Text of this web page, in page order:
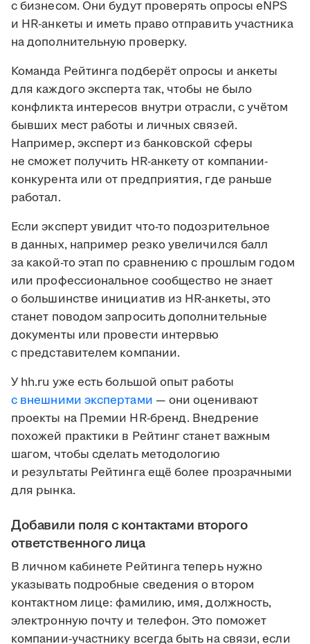
с бизнесом. Они будут проверять опросы eNPS
и HR-анкеты и иметь право отправить участника
на дополнительную проверку.
Команда Рейтинга подберёт опросы и анкеты
для каждого эксперта так, чтобы не было
конфликта интересов внутри отрасли, с учётом
бывших мест работы и личных связей.
Например, эксперт из банковской сферы
не сможет получить HR-анкету от компании-
конкурента или от предприятия, где раньше
работал.
Если эксперт увидит что-то подозрительное
в данных, например резко увеличился балл
за какой-то этап по сравнению с прошлым годом
или профессиональное сообщество не знает
о большинстве инициатив из HR-анкеты, это
станет поводом запросить дополнительные
документы или провести интервью
с представителем компании.
У hh.ru уже есть большой опыт работы
с внешними экспертами — они оценивают
проекты на Премии HR-бренд. Внедрение
похожей практики в Рейтинг станет важным
шагом, чтобы сделать методологию
и результаты Рейтинга ещё более прозрачными
для рынка.
Добавили поля с контактами второго
ответственного лица
В личном кабинете Рейтинга теперь нужно
указывать подробные сведения о втором
контактном лице: фамилию, имя, должность,
электронную почту и телефон. Это поможет
компании-участнику всегда быть на связи, если